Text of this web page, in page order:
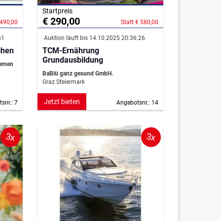
7
Startpreis
€ 290,00 Statt € 580,00
Auktion läuft bis 14.10.2025 20:36:26
TCM-Ernährung
Grundausbildung
BaBlü ganz gesund GmbH.
Graz Steiermark
Angebotsnr.: 14
Jetzt bieten
3x 3x